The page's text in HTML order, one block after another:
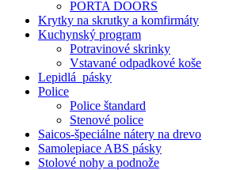
PORTA DOORS
Krytky na skrutky a komfirmáty
Kuchynský program
Potravinové skrinky
Vstavané odpadkové koše
Lepidlá_pásky
Police
Police štandard
Stenové police
Saicos-špeciálne nátery na drevo
Samolepiace ABS pásky
Stolové nohy a podnože